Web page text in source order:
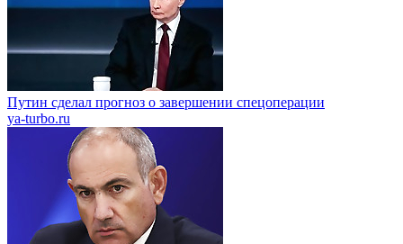
Путин сделал прогноз о завершении спецоперации
ya-turbo.ru